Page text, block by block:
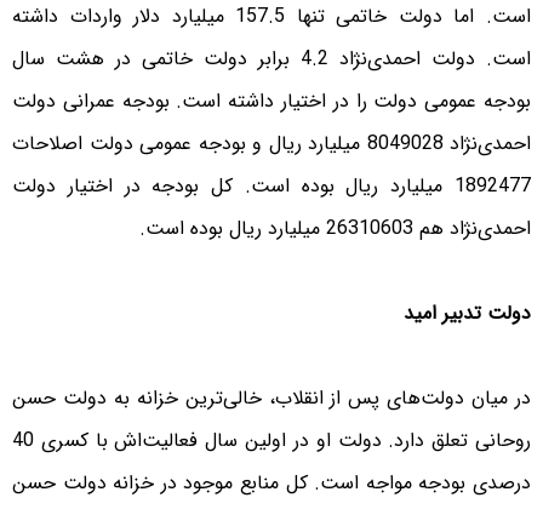
است. اما دولت خاتمی تنها 157.5 میلیارد دلار واردات داشته
است. دولت احمدی‌نژاد 4.2 برابر دولت خاتمی در هشت سال
بودجه عمومی دولت را در اختیار داشته است. بودجه عمرانی دولت
احمدی‌نژاد 8049028 میلیارد ریال و بودجه عمومی دولت اصلاحات
1892477 میلیارد ریال بوده است. کل بودجه در اختیار دولت
احمدی‌نژاد هم 26310603 میلیارد ریال بوده است.
دولت تدبیر امید
در میان دولت‌های پس از انقلاب، خالی‌ترین خزانه به دولت حسن
روحانی تعلق دارد. دولت او در اولین سال فعالیت‌اش با کسری 40
درصدی بودجه مواجه است. کل منابع موجود در خزانه دولت حسن